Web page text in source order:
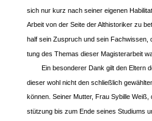
sich nur kurz nach seiner eigenen
Arbeit von der Seite der Althistoriker zu
half sein Zuspruch und sein Fachwissen,
tung des Themas dieser Magisterarbeit
Ein besonderer Dank gilt den Eltern
dieser wohl nicht den schließlich
können. Seiner Mutter, Frau Sybille
stützung bis zum Ende seines Studiums